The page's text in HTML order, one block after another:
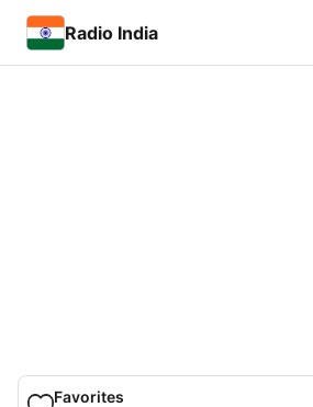
Radio India
Favorites